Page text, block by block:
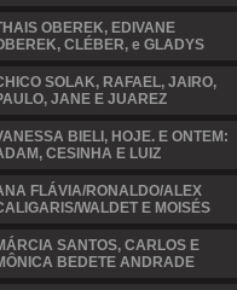
OBEREK, EDIVANE
CLÉBER, e GLADYS
SOLAK, RAFAEL, JAIRO,
JANE E JUAREZ
BIELI, HOJE. E ONTEM:
CESINHA E LUIZ
FLÁVIA/RONALDO/ALEX
WALDET E MOISÉS
SANTOS, CARLOS E
BEDETE ANDRADE